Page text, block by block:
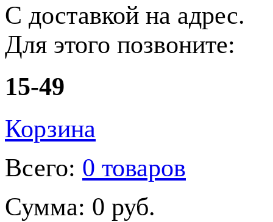
С доставкой на адрес.
Для этого позвоните:
15-49
Корзина
Всего: 0 товаров
Сумма: 0 руб.